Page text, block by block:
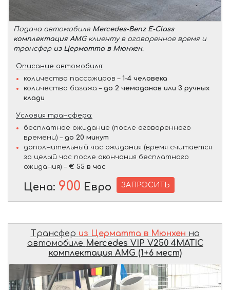
Подача автомобиля Mercedes-Benz E-Class
комплектация AMGклиенту в оговоренное время и
трансфер из Церматта в Мюнхен.
Описание автомобиля:
количество пассажиров – 1-4 человека
количество багажа – до 2 чемоданов или 3 ручных
клади
Условия трансфера:
бесплатное ожидание (после оговоренного
времени) – до 20 минут
дополнительный час ожидания (время считается
за целый час после окончания бесплатного
ожидания) – € 55 в час
Цена: 900 Евро ЗАПРОСИТЬ
Трансфер из Церматта в Мюнхен на
автомобиле Mercedes VIP V250 4MATIC
комплектация AMG (1+6 мест)